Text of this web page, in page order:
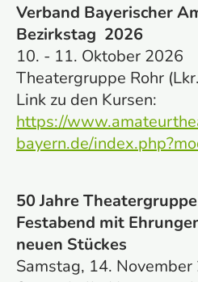
Verband Bayerischer
Bezirkstag 2026
10. - 11. Oktober 2026
Theatergruppe Rohr
Link zu den Kursen:
https://
bayern.de/
50 Jahre
Festabend mit
neuen Stückes
Samstag, 14.